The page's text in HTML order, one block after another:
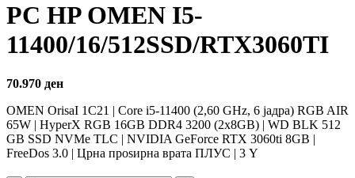
PC HP OMEN I5-
11400/16/512SSD/RTX3060TI
70.970 ден
OMEN OrisaI 1C21 | Core i5-11400 (2,60 GHz, 6 јадра) RGB AIR
65W | HyperX RGB 16GB DDR4 3200 (2x8GB) | WD BLK 512
GB SSD NVMe TLC | NVIDIA GeForce RTX 3060ti 8GB |
FreeDos 3.0 | Црна проѕирна врата ПЛУС | 3 Y